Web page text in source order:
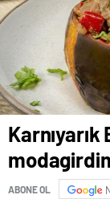
Karnıyarık
ABONE OL